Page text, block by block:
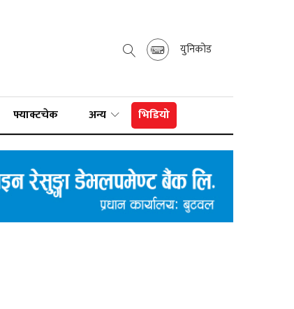
युनिकोड
फ्याक्टचेक अन्य भिडियो